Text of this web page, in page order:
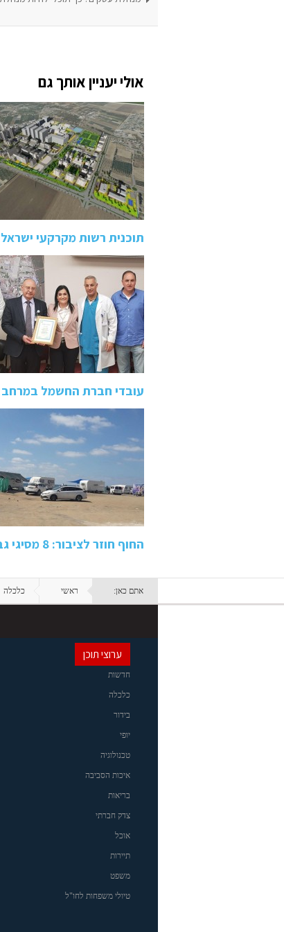
אולי יעניין אותך גם
תוכנית רשות מקרקעי
עובדי חברת החשמל במרחב
החוף חוזר לציבור: 8 מסיגי גבול שהציבו קראוונים בחוף הים…
אתם כאן: ראשי כלכלה
ערוצי תוכן
חדשות
כלכלה
בידור
יופי
טכנולוגיה
איכות הסביבה
בריאות
צדק חברתי
אוכל
תיירות
משפט
טיולי משפחות לחו"ל